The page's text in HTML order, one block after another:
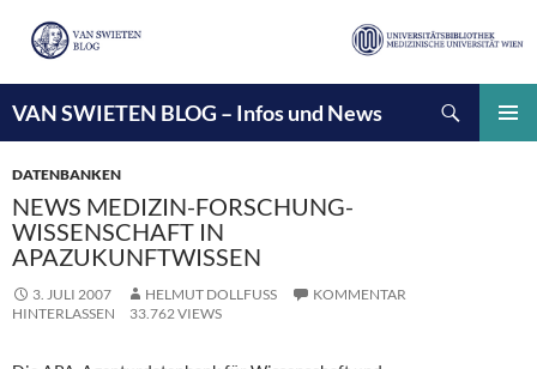
VAN SWIETEN BLOG – Infos und News
INHALT
SPRINGEN
DATENBANKEN
NEWS MEDIZIN-FORSCHUNG-
WISSENSCHAFT IN
APAZUKUNFTWISSEN
3. JULI 2007 HELMUT DOLLFUSS
KOMMENTAR
HINTERLASSEN
33.762 VIEWS